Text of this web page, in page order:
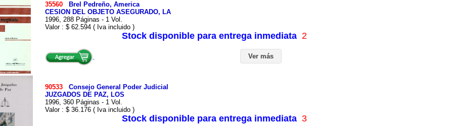
35560
Brel Pedreño, America
CESION DEL OBJETO ASEGURADO, LA
1996, 288 Páginas - 1 Vol.
Valor : $ 62.594 ( Iva incluido )
Stock disponible para entrega inmediata 2
Ver más
90533 Consejo General Poder Judicial
JUZGADOS DE PAZ, LOS
1996, 360 Páginas - 1 Vol.
Valor : $ 36.176 ( Iva incluido )
Stock disponible para entrega inmediata 3